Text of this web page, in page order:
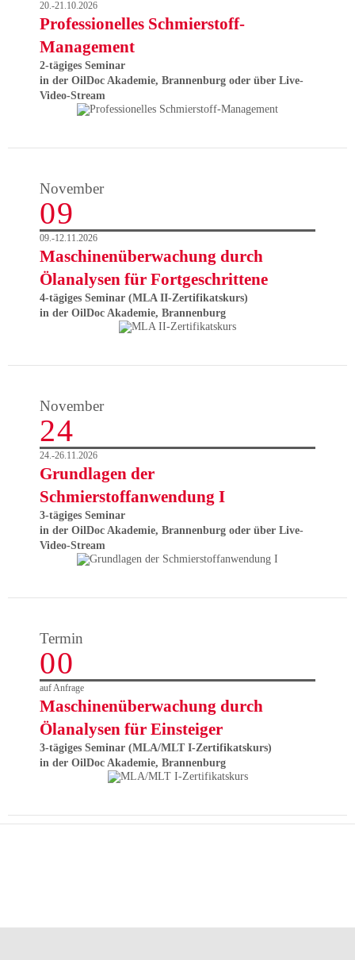
20.-21.10.2026
Professionelles Schmierstoff-
Management
2-tägiges Seminar
in der OilDoc Akademie, Brannenburg oder über Live-
Video-Stream
November
09
09.-12.11.2026
Maschinenüberwachung durch
Ölanalysen für Fortgeschrittene
4-tägiges Seminar (MLA II-Zertifikatskurs)
in der OilDoc Akademie, Brannenburg
November
24
24.-26.11.2026
Grundlagen der
Schmierstoffanwendung I
3-tägiges Seminar
in der OilDoc Akademie, Brannenburg oder über Live-
Video-Stream
Termin
00
auf Anfrage
Maschinenüberwachung durch
Ölanalysen für Einsteiger
3-tägiges Seminar (MLA/MLT I-Zertifikatskurs)
in der OilDoc Akademie, Brannenburg